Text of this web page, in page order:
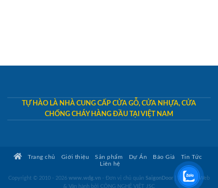
TỰ HÀO LÀ NHÀ CUNG CẤP CỬA GỖ, CỬA NHỰA, CỬA
CHỐNG CHÁY HÀNG ĐẦU TẠI VIỆT NAM
Trang chủ Giới thiệu Sản phẩm Dự Án Báo Giá
Tin Tức
Liên hệ
Copyright © 2010 - 2026 www.wdg.vn - Đơn vị chủ quản SaigonDoor
Thiết kế Web
& Vận hành bởi CÔNG NGHỆ VIỆT JSC